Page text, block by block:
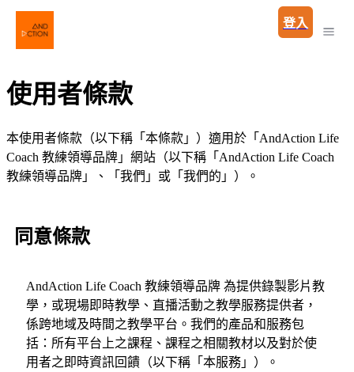
登入
使用者條款
本使用者條款（以下稱「本條款」）適用於「AndAction Life
Coach 教練領導品牌」網站（以下稱「AndAction Life Coach
教練領導品牌」、「我們」或「我們的」）。
同意條款
AndAction Life Coach 教練領導品牌 為提供錄製影片教
學，或現場即時教學、直播活動之教學服務提供者，
係跨地域及時間之教學平台。我們的產品和服務包
括：所有平台上之課程、課程之相關教材以及對於使
用者之即時資訊回饋（以下稱「本服務」）。